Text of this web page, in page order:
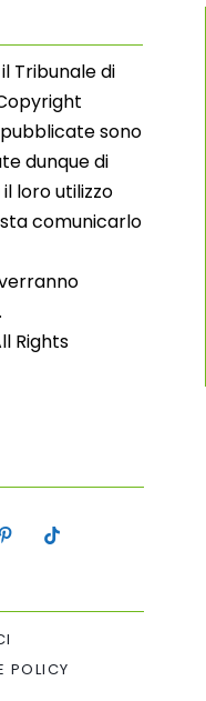
Tribunale di
sono
dunque di
loro utilizzo
comunicarlo
Rights
POLICY